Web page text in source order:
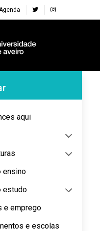
Agenda
Lateral
aqui
ensino
estudo
e emprego
e escolas